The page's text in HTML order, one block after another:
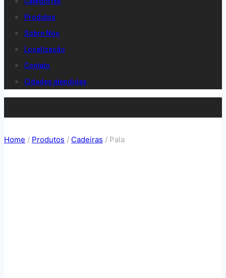
Produtos
Sobre Nós
Localização
Contato
Cidades atendidas
Home / Produtos / Cadeiras / Pala